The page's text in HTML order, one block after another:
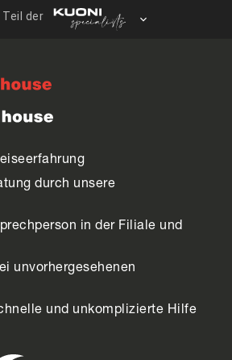
durch unsere
in der Filiale und
unvorhergesehenen
und unkomplizierte Hilfe